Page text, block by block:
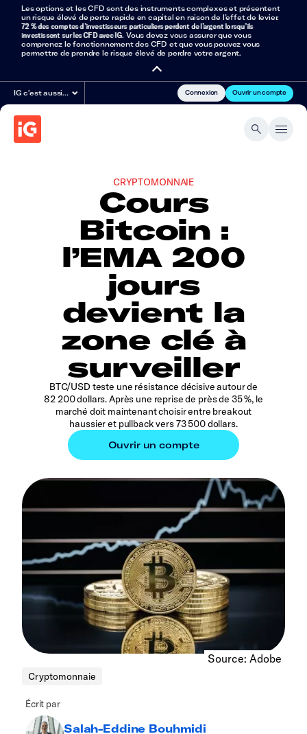
Les options et les CFD sont des instruments complexes et présentent
un risque élevé de perte rapide en capital en raison de l’effet de levier.
72 % des comptes d’investisseurs particuliers perdent de l’argent lorsqu’ils
investissent sur les CFD avec IG. Vous devez vous assurer que vous
comprenez le fonctionnement des CFD et que vous pouvez vous
permettre de prendre le risque élevé de perdre votre argent.
IG c'est aussi… Connexion Ouvrir un compte
CRYPTOMONNAIE
Cours
Bitcoin :
l’EMA 200
jours
devient la
zone clé à
surveiller
BTC/USD teste une résistance décisive autour de
82 200 dollars. Après une reprise de près de 35 %, le
marché doit maintenant choisir entre breakout
haussier et pullback vers 73 500 dollars.
Source: Adobe
Cryptomonnaie
Écrit par
Salah-Eddine Bouhmidi